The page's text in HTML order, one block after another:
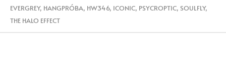
EVERGREY, HANGPRÓBA, HW346, ICONIC, PSYCROPTIC, SOULFLY,
THE HALO EFFECT